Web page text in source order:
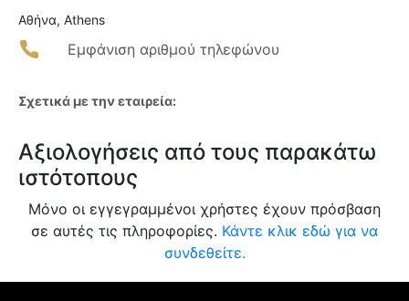
Αθήνα, Athens
Εμφάνιση αριθμού τηλεφώνου
Σχετικά με την εταιρεία:
Αξιολογήσεις από τους παρακάτω
ιστότοπους
Μόνο οι εγγεγραμμένοι χρήστες έχουν πρόσβαση
σε αυτές τις πληροφορίες. Κάντε κλικ εδώ για να
συνδεθείτε.